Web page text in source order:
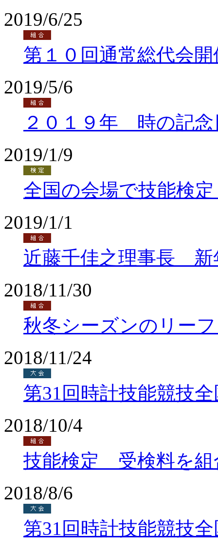
2019/6/25
第１０回通常総代会開
2019/5/6
２０１９年 時の記
2019/1/9
全国の会場で技能検
2019/1/1
近藤千佳之理事長 新
2018/11/30
秋冬シーズンのリー
2018/11/24
第31回時計技能競技
2018/10/4
技能検定 受検料を組
2018/8/6
第31回時計技能競技